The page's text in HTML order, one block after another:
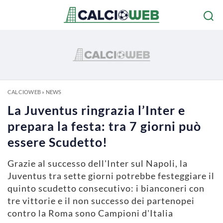
CALCIOWEB» NEWS
La Juventus ringrazia l’Inter e
prepara la festa: tra 7 giorni può
essere Scudetto!
Grazie al successo dell'Inter sul Napoli, la
Juventus tra sette giorni potrebbe festeggiare il
quinto scudetto consecutivo: i bianconeri con
tre vittorie e il non successo dei partenopei
contro la Roma sono Campioni d'Italia